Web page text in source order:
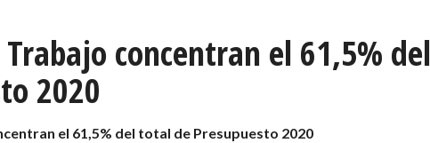
concentran el 61,5% del
2020
el 61,5% del total de Presupuesto 2020